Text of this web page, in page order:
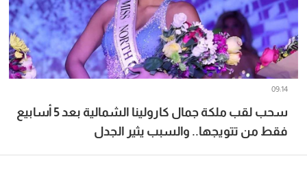
سحب لقب ملكة جمال كارولينا الشمالية بعد 5 أسابيع
فقط من تتويجها.. والسبب يثير الجدل
09:14